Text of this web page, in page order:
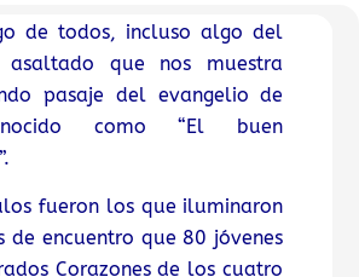
de todos, incluso algo del
asaltado que nos muestra
pasaje del evangelio de
como “El buen
fueron los que iluminaron
de encuentro que 80 jóvenes
Corazones de los cuatro